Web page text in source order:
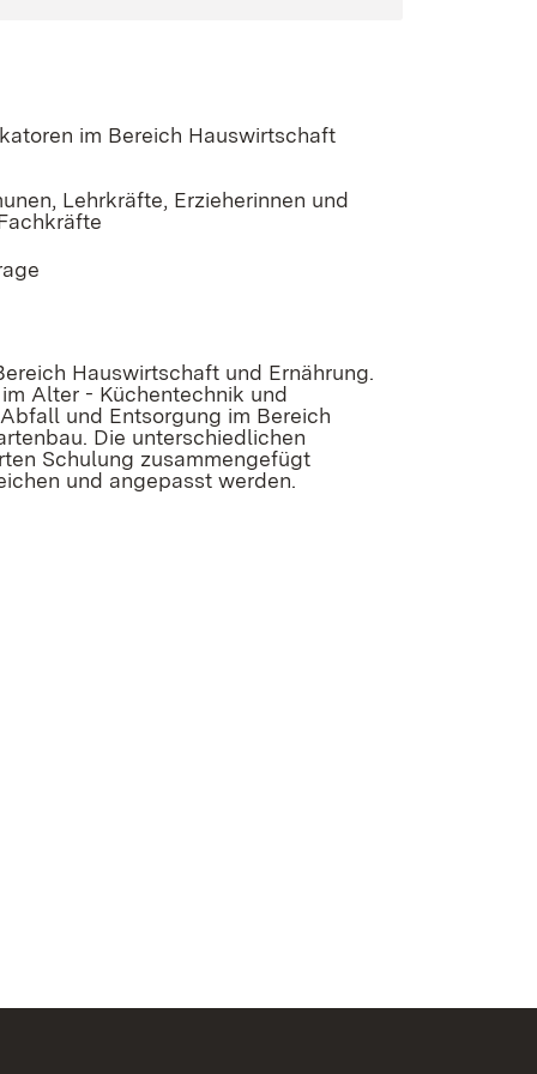
im Bereich Hauswirtschaft
Lehrkräfte, Erzieherinnen und
Hauswirtschaft und Ernährung.
Alter - Küchentechnik und
und Entsorgung im Bereich
Die unterschiedlichen
Schulung zusammengefügt
und angepasst werden.